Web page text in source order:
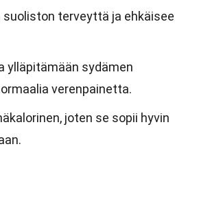
suoliston terveyttä ja ehkäisee
ylläpitämään sydämen
verenpainetta.
joten se sopii hyvin